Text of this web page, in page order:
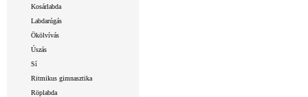
Kosárlabda
Labdarúgás
Ökölvívás
Úszás
Sí
Ritmikus gimnasztika
Röplabda